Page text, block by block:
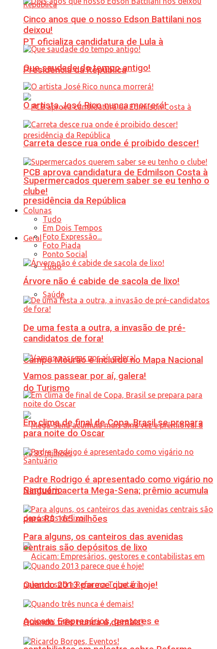
PT oficializa candidatura de Lula à
Presidência da República
PCB aprova candidatura de Edmilson Costa à
presidência da República
Geral
Tudo
Saúde
Campo Mourão é incluído no Mapa Nacional
do Turismo
Ninguém acerta Mega-Sena; prêmio acumula
para R$ 165 milhões
Acicam: Empresários, gestores e
Cinco anos que o nosso Edson Battilani nos
deixou!
Que saudade do tempo antigo!
O artista José Rico nunca morrerá!
Carreta desce rua onde é proibido descer!
Supermercados querem saber se eu tenho o
clube!
Colunas
Tudo
Em Dois Tempos
Foto Expressão...
Foto Piada
Ponto Social
Árvore não é cabide de sacola de lixo!
De uma festa a outra, a invasão de pré-
candidatos de fora!
Vamos passear por aí, galera!
Em clima de final de Copa, Brasil se prepara
para noite do Oscar
Padre Rodrigo é apresentado como vigário no
Santuário
Para alguns, os canteiros das avenidas
centrais são depósitos de lixo
Quando 2013 parece que é hoje!
Quando três nunca é demais!